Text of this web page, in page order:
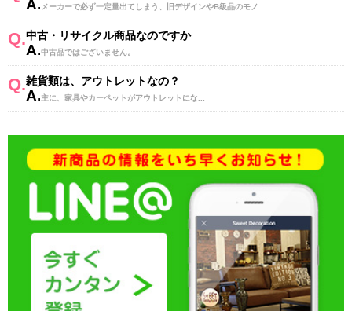
A. メーカーで必ず一定量出てしまう、旧デザインやB級品のモノ...
Q.中古・リサイクル商品なのですか
A.中古品ではございません。
Q.雑貨類は、アウトレットなの？
A.主に、家具やカーペットがアウトレットにな...